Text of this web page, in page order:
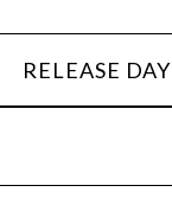
RELEASE DAY